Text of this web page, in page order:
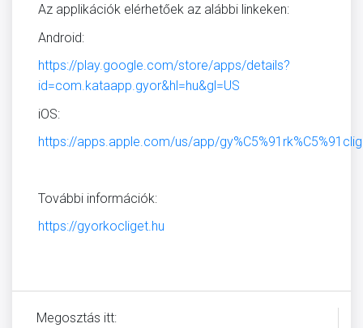
Az applikációk elérhetőek az alábbi linkeken:
Android:
https://play.google.com/store/apps/details?
id=com.kataapp.gyor&hl=hu&gl=US
iOS:
https://apps.apple.com/us/app/
További információk:
https://gyorkocliget.hu
Megosztás itt: